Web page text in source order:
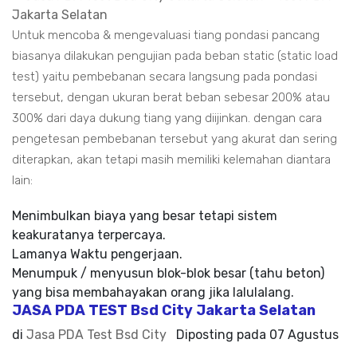
Untuk mencoba & mengevaluasi tiang pondasi pancang
biasanya dilakukan pengujian pada beban static (static load
test) yaitu pembebanan secara langsung pada pondasi
tersebut, dengan ukuran berat beban sebesar 200% atau
300% dari daya dukung tiang yang diijinkan. dengan cara
pengetesan pembebanan tersebut yang akurat dan sering
diterapkan, akan tetapi masih memiliki kelemahan diantara
lain:
Menimbulkan biaya yang besar tetapi sistem
keakuratanya terpercaya.
Lamanya Waktu pengerjaan.
Menumpuk / menyusun blok-blok besar (tahu beton)
yang bisa membahayakan orang jika lalulalang.
JASA PDA TEST Bsd City Jakarta Selatan
di Jasa PDA Test Bsd City Diposting pada 07 Agustus